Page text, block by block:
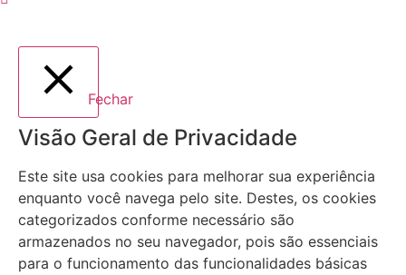
Fechar
Visão Geral de Privacidade
Este site usa cookies para melhorar sua experiência
enquanto você navega pelo site. Destes, os cookies
categorizados conforme necessário são
armazenados no seu navegador, pois são essenciais
para o funcionamento das funcionalidades básicas